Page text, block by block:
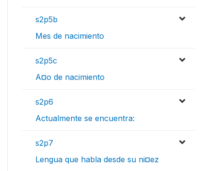
s2p5b
Mes de nacimiento
s2p5c
A¤o de nacimiento
s2p6
Actualmente se encuentra:
s2p7
Lengua que habla desde su ni¤ez